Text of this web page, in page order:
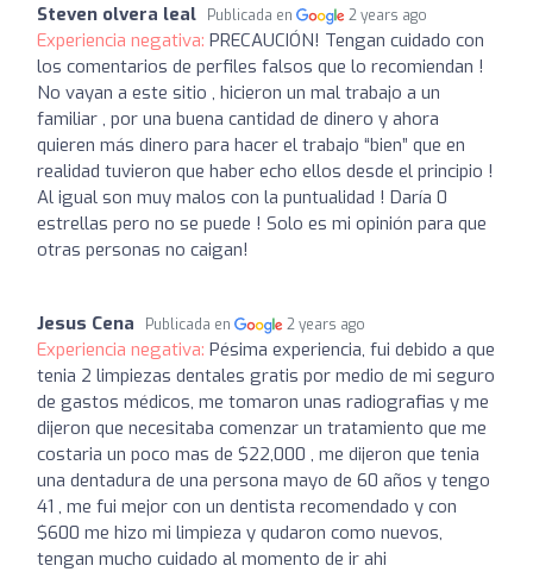
Steven olvera leal Publicada en 2 years ago
Experiencia negativa: PRECAUCIÓN! Tengan cuidado con
los comentarios de perfiles falsos que lo recomiendan !
No vayan a este sitio , hicieron un mal trabajo a un
familiar , por una buena cantidad de dinero y ahora
quieren más dinero para hacer el trabajo “bien” que en
realidad tuvieron que haber echo ellos desde el principio !
Al igual son muy malos con la puntualidad ! Daría 0
estrellas pero no se puede ! Solo es mi opinión para que
otras personas no caigan!
Jesus Cena Publicada en 2 years ago
Experiencia negativa: Pésima experiencia, fui debido a que
tenia 2 limpiezas dentales gratis por medio de mi seguro
de gastos médicos, me tomaron unas radiografias y me
dijeron que necesitaba comenzar un tratamiento que me
costaria un poco mas de $22,000 , me dijeron que tenia
una dentadura de una persona mayo de 60 años y tengo
41 , me fui mejor con un dentista recomendado y con
$600 me hizo mi limpieza y qudaron como nuevos,
tengan mucho cuidado al momento de ir ahi